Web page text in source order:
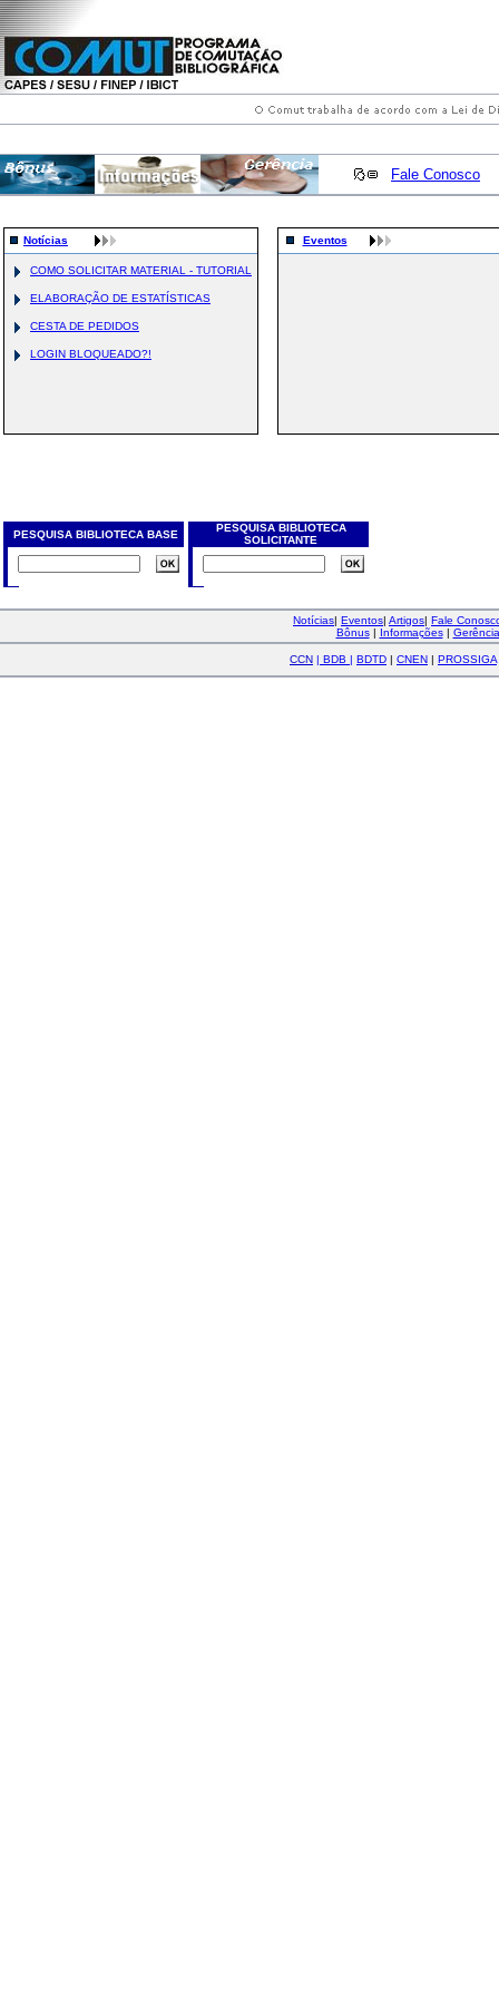
Fale Conosco
Notícias
COMO SOLICITAR MATERIAL - TUTORIAL
ELABORAÇÃO DE ESTATÍSTICAS
CESTA DE PEDIDOS
LOGIN BLOQUEADO?!
Eventos
PESQUISA BIBLIOTECA BASE
PESQUISA BIBLIOTECA
SOLICITANTE
Notícias| Eventos| Artigos| Fale
Bônus| Informações| Gerência
CCN | BDB | BDTD | CNEN | PROSSIGA